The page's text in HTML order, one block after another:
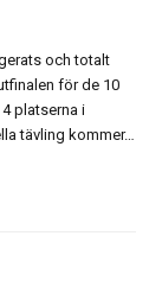
och totalt
för de 10
platserna i
tävling kommer…